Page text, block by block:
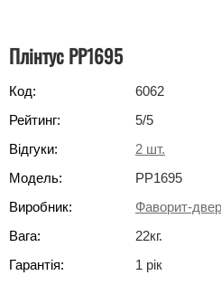
Плінтус РР1695
Код:
6062
Рейтинг:
5/5
Відгуки:
2 шт.
Модель:
PP1695
Виробник:
Фаворит-
Вага:
22кг.
Гарантія:
1 рік